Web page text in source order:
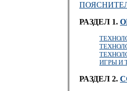
РАЗДЕЛ 1.
ИГРЫ И
РАЗДЕЛ 2.